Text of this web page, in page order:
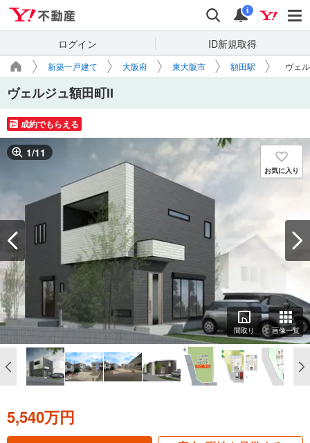
検索 通知
i
ログイン ID新規取得
新築一戸建て 大阪府 東大阪市 額田駅 ヴェ
ヴェルジュ額田町II
成約でもらえる
1/11
お気に入り
間取り 画像一覧
5,540万円